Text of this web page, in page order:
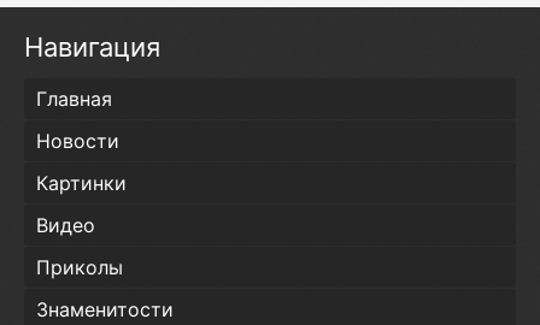
Навигация
Главная
Новости
Картинки
Видео
Приколы
Знаменитости